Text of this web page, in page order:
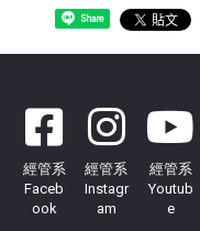
Share
經管系
Faceb
ook
經管系
Instagr
am
經管系
Youtub
e